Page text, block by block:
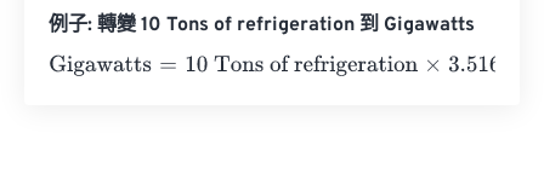
例子: 轉變 10 Tons of refrigeration 到 Gigawatts
Gigawatts=10 Tons of refrigeration×3.51685e -6=